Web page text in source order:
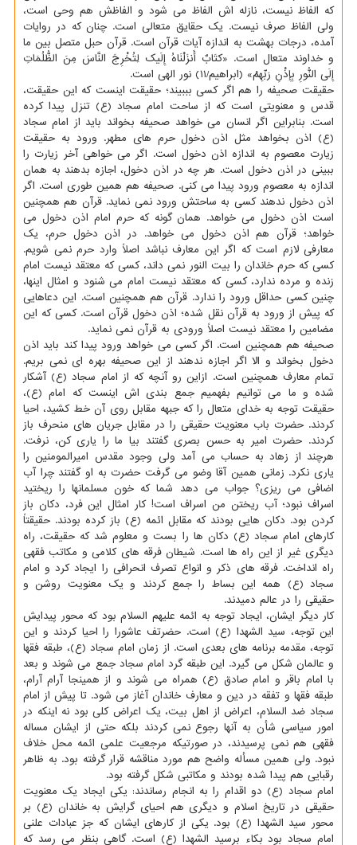
که الفاظ نیست، نازله اش الفاظ می شود و الفاظش هم وحی است،
ولی الفاظ صرف نیست. یک حقایق متعالی است. چنان که در روایات
آمده، درجات بهشت به اندازه آیات قرآن است. قرآن حبل متصل بین ما
و خداوند متعال است. «کتَابٌ أَنزَلْنَاهُ إِلَیک لِتُخْرِجَ النَّاسَ مِنَ الظُّلُمَاتِ
إِلَی النُّورِ بِإِذْنِ رَبِّهِمْ» (ابراهیم/۱۱) نور الهی است.
حقیقت صحیفه را هم اگر کسی بببیند؛ حقیقت اینست که این حقیقت،
قدس و معنویتی است که از ساحت امام سجاد (ع) تنزل پیدا کرده
است. بنابراین اگر انسان می خواهد صحیفه بخواند باید از امام سجاد
(ع) اذن بخواهد مثل اذن دخول حرم های مطهر. ورود به حقیقت
زیارت معصوم به اندازه اذن دخول است. اگر می خواهی آخر زیارت را
ببینی در اذن دخول است. هر چه در اذن دخول، اجازه بدهند به همان
اندازه به معصوم ورود پیدا می کنی. صحیفه هم همین طوری است. اگر
اذن دخول ندهند کسی به ساحتش ورود نمی نماید. قرآن هم همچنین
است اذن دخول می خواهد. همان گونه که حرم امام اذن دخول می
خواهد؛ قرآن هم اذن دخول می خواهد. در اذن دخول حرم، یک
معارفی لازم است که اگر این معارف نباشد اصلاً وارد حرم نمی شویم.
کسی که حرم خاندان را بیت النور نمی داند، کسی که معتقد نیست امام
زنده و مرده ندارد، کسی که معتقد نیست امام می شنود و امثال اینها،
چنین کسی حداقل ورود را ندارد. قرآن هم همچنین است. این دعاهایی
که پیش از ورود به قرآن نقل شده؛ اذن دخول قرآن است. کسی که این
مضامین را معتقد نیست اصلاً ورودی به قرآن نمی نماید.
صحیفه هم همچنین است. اگر کسی می خواهد ورود پیدا کند باید اذن
دخول بخواند و الا اگر اجازه ندهند از این صحیفه بهره ای نمی بریم.
تمام معارف همچنین است. ازاین رو آنچه که از امام سجاد (ع) آشکار
شده و ما می توانیم بفهمیم جمع بندی اش اینست که امام (ع)،
حقیقت توجه به خدای متعال را که جبهه مقابل روی آن خط کشید، احیا
کردند. حضرت باب معنویت حقیقی را در مقابل جریان های منحرف باز
کردند. حضرت امیر به حسن بصری گفتند بیا ما را یاری کن، نرفت.
هرچند از زهاد به حساب می آمد ولی وجود مقدس امیرالمومنین را
یاری نکرد. زمانی همین آقا وضو می گرفت حضرت به او گفتند چرا آب
اضافی می ریزی؟ جواب می دهد شما که خون مسلمانها را ریختید
اسراف نبود؛ آب ریختن من اسراف است! کار امثال این فرد، دکان باز
کردن بود. دکان هایی بودند که مقابل ائمه (ع) باز کرده بودند. حقیقتاً
کارهای امام سجاد (ع) دکان ها را بست و معلوم شد که حقیقت، راه
دیگری غیر از این راه ها است. شیطان فرقه های کلامی و مکاتب فقهی
راه انداخت. فرقه های ذکر و انواع تصرف انحرافی را ایجاد کرد و امام
سجاد (ع) همه این بساط را جمع کردند و یک معنویت روشن و
حقیقی را در عالم دمیدند.
کار دیگر ایشان، ایجاد توجه به ائمه علیهم السلام بود که محور پیدایش
این توجه، سید الشهدا (ع) است. حضرتف عاشورا را احیا کردند و این
توجه، مقدمه برنامه های بعدی است. از زمان امام سجاد (ع)، طبقه فقها
و عالمان شکل می گیرد. این طبقه گرد امام سجاد جمع می شوند و بعد
با امام باقر و امام صادق (ع) همراه می شوند و از همینجا آرام آرام،
طبقه فقها و تفقه در دین و معارف خاندان آغاز می شود. تا پیش از امام
سجاد ضد السلام، اعراض از اهل بیت، یک اعراض کلی بود نه اینکه در
امور سیاسی شأن به آنها رجوع نمی کردند بلکه حتی از ایشان مساله
فقهی هم نمی پرسیدند، در صورتیکه مرجعیت علمی ائمه محل خلاف
نبود. ولی همین مسأله واضح هم مورد مناقشه قرار گرفته بود. به ظاهر
رقبایی هم پیدا شده بودند و مکاتبی شکل گرفته بود.
امام سجاد (ع) دو اقدام را به انجام رساندند: یکی ایجاد یک معنویت
حقیقی در تاریخ اسلام و دیگری هم احیای گرایش به خاندان (ع) بر
محور سید الشهدا (ع) بود. یکی از کارهای ایشان که جز عبادات علنی
امام سجاد بود بکاء برسید الشهدا (ع) است. گاهی بنظر می رسد که